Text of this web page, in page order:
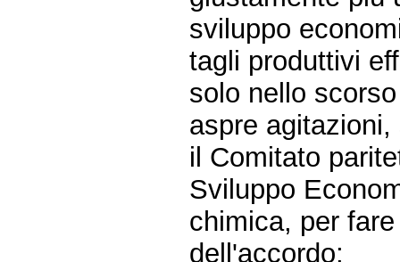
sviluppo
tagli produttivi
solo nello
aspre
il Comitato
Sviluppo
chimica, per
dell'accordo;